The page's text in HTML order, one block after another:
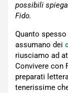
possibili
Fido.
Quanto
assumano dei
riusciamo ad
Convivere con
preparati
tenerissime